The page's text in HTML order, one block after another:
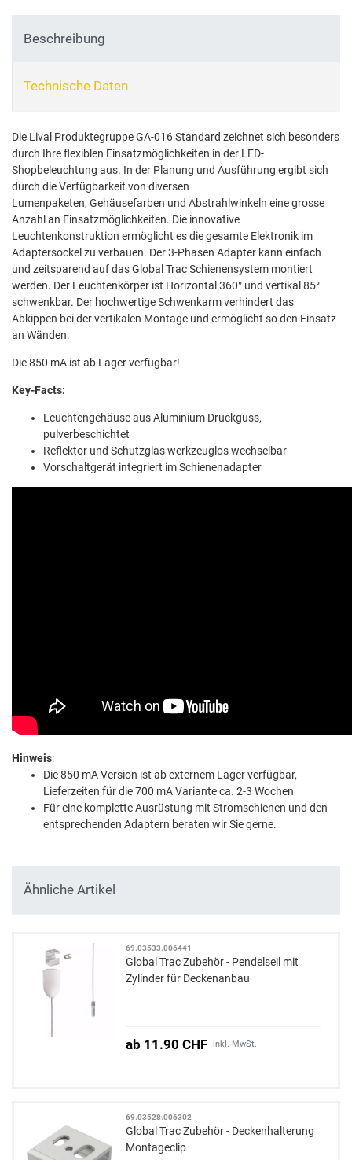
Beschreibung
Technische Daten
Die Lival Produktegruppe GA-016 Standard zeichnet sich besonders
durch Ihre flexiblen Einsatzmöglichkeiten in der LED-
Shopbeleuchtung aus. In der Planung und Ausführung ergibt sich
durch die Verfügbarkeit von diversen
Lumenpaketen, Gehäusefarben und Abstrahlwinkeln eine grosse
Anzahl an Einsatzmöglichkeiten. Die innovative
Leuchtenkonstruktion ermöglicht es die gesamte Elektronik im
Adaptersockel zu verbauen. Der 3-Phasen Adapter kann einfach
und zeitsparend auf das Global Trac Schienensystem montiert
werden. Der Leuchtenkörper ist Horizontal 360° und vertikal 85°
schwenkbar. Der hochwertige Schwenkarm verhindert das
Abkippen bei der vertikalen Montage und ermöglicht so den Einsatz
an Wänden.
Die 850 mA ist ab Lager verfügbar!
Key-Facts:
Leuchtengehäuse aus Aluminium Druckguss,
pulverbeschichtet
Reflektor und Schutzglas werkzeuglos wechselbar
Vorschaltgerät integriert im Schienenadapter
Hinweis:
Die 850 mA Version ist ab externem Lager verfügbar,
Lieferzeiten für die 700 mA Variante ca. 2-3 Wochen
Für eine komplette Ausrüstung mit Stromschienen und den
entsprechenden Adaptern beraten wir Sie gerne.
Ähnliche Artikel
69.03533.006441
Global Trac Zubehör - Pendelseil mit
Zylinder für Deckenanbau
ab 11.90 CHF inkl. MwSt.
69.03528.006302
Global Trac Zubehör - Deckenhalterung
Montageclip